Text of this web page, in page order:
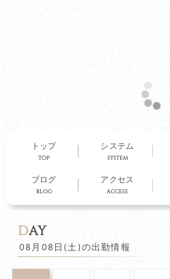
トップ
top
システム
system
ブログ
blog
アクセス
access
day
08月08日(土)の出勤情報